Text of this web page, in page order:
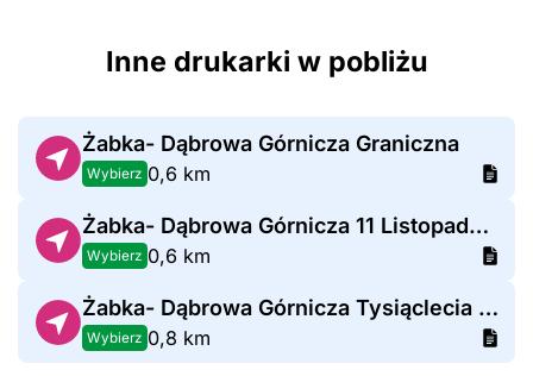
Inne drukarki w pobliżu
Żabka- Dąbrowa Górnicza Graniczna
Wybierz 0,6 km
Żabka- Dąbrowa Górnicza 11 Listopada 24
Wybierz 0,6 km
Żabka- Dąbrowa Górnicza Tysiąclecia 41
Wybierz 0,8 km